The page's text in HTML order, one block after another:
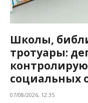
Школы,
тротуары:
социальных
07/08/2026, 12:35